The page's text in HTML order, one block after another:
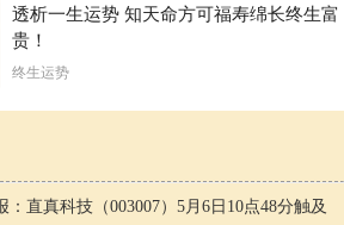
透析一生运势 知天命方可福寿绵长终生富
贵！
终生运势
：直真科技（003007）5月6日10点48分触及